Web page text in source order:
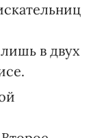
в двух